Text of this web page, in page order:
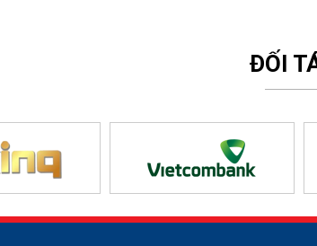
ĐỐI